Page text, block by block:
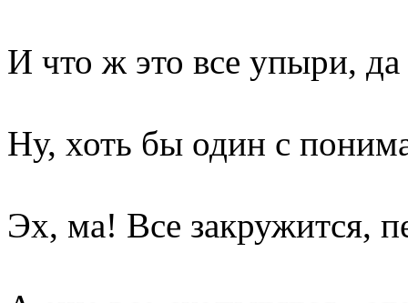
И что ж это все упыри,
Ну, хоть бы один с
Эх, ма! Все закружится,